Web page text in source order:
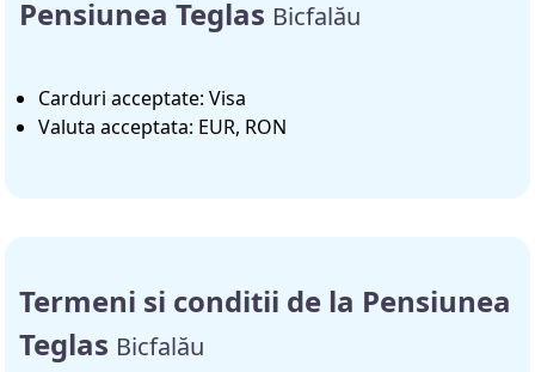
Pensiunea Teglas Bicfalău
Carduri acceptate: Visa
Valuta acceptata: EUR, RON
Termeni si conditii de la Pensiunea
Teglas Bicfalău